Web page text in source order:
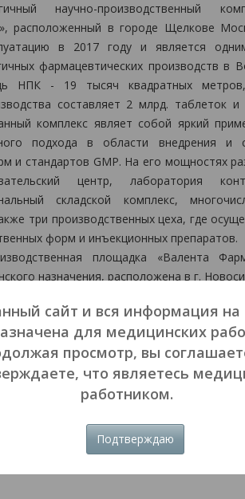
научно-производственный
расположенный в городе Щелкове
в 2017 году и является
фармацевтических производств в
НПК - 19 тысяч квадратных
составляет 2 млрд. таблеток
комплекс являет собой яркий
подхода в области внедрения и
и стандартов GМР. На его мощностях
центр, лаборатория
складской комплекс,
три производственных цеха, где
форм и инъекционных препаратов.
площадка «Валента
назначения, расположена в г.
«Валента Фарм» стала одним из
молекул собственной
Участники
сайт и вся информация на
для медицинских
просмотр, вы
что являетесь
работником.
Подтверждаю